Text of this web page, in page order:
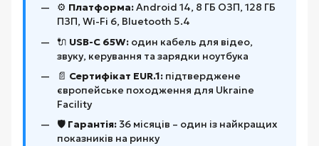
⚙️ Платформа:Android 14, 8 ГБ ОЗП, 128 ГБ
ПЗП, Wi-Fi 6, Bluetooth 5.4
🔌 USB-C 65W: один кабель для відео,
звуку, керування та зарядки ноутбука
📄 Сертифікат EUR.1: підтверджене
європейське походження для Ukraine
Facility
🛡️ Гарантія: 36 місяців – один із найкращих
показників на ринку